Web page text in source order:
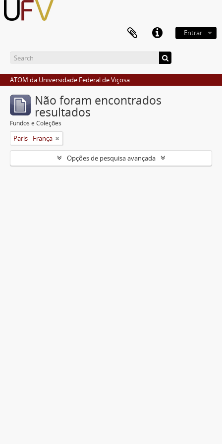
Entrar
ATOM da Universidade Federal de Viçosa
Não foram encontrados
resultados
Fundos e Coleções
Paris - França
Opções de pesquisa avançada